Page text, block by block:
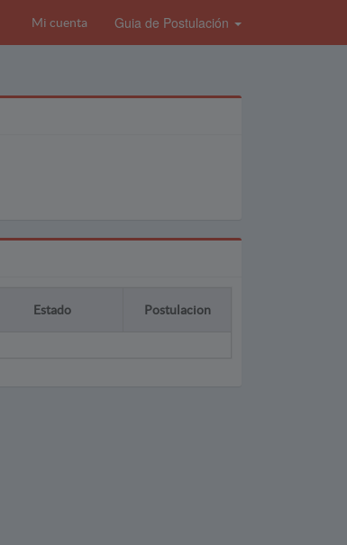
Mi cuenta Guia de Postulación
Estado Postulacion